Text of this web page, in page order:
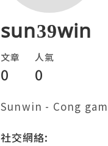
sun39win
文章
0
人氣
0
Sunwin - Cong
社交網絡: